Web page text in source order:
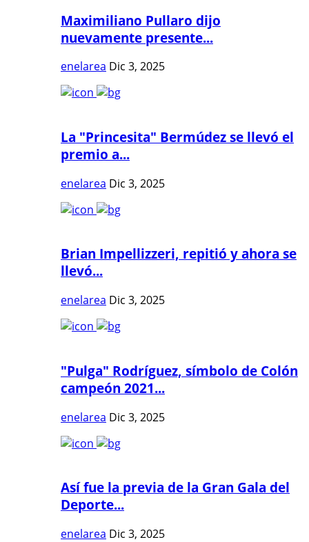
Maximiliano Pullaro dijo
nuevamente presente...
enelarea Dic 3, 2025
La "Princesita" Bermúdez se llevó el
premio a...
enelarea Dic 3, 2025
Brian Impellizzeri, repitió y ahora se
llevó...
enelarea Dic 3, 2025
"Pulga" Rodríguez, símbolo de Colón
campeón 2021...
enelarea Dic 3, 2025
Así fue la previa de la Gran Gala del
Deporte...
enelarea Dic 3, 2025